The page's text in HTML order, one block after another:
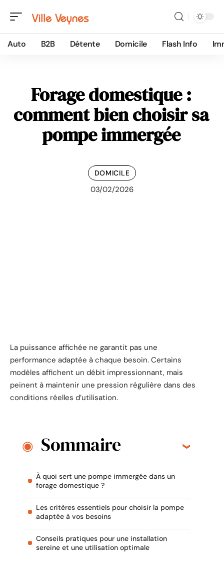
Auto B2B Détente Domicile Flash Info
Forage domestique :
comment bien choisir sa
pompe immergée
DOMICILE
03/02/2026
La puissance affichée ne garantit pas une
performance adaptée à chaque besoin. Certains
modèles affichent un débit impressionnant, mais
peinent à maintenir une pression régulière dans des
conditions réelles d’utilisation.
Sommaire
À quoi sert une pompe immergée dans un
forage domestique ?
Les critères essentiels pour choisir la pompe
adaptée à vos besoins
Conseils pratiques pour une installation
sereine et une utilisation optimale